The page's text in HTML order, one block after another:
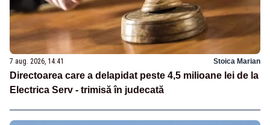
7 aug. 2026, 14:41 Stoica Marian
Directoarea care a delapidat peste 4,5 milioane lei de la
Electrica Serv - trimisă în judecată